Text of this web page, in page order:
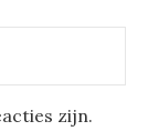
zijn.